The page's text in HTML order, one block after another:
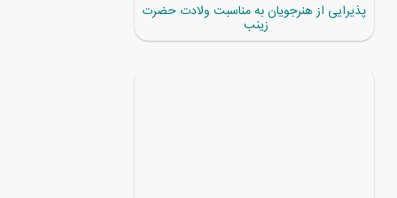
پذیرایی از هنرجویان به مناسبت ولادت حضرت
زینب